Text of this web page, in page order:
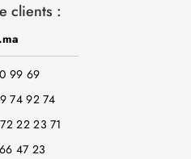
clients :
99 69
74 92 74
22 23 71
47 23